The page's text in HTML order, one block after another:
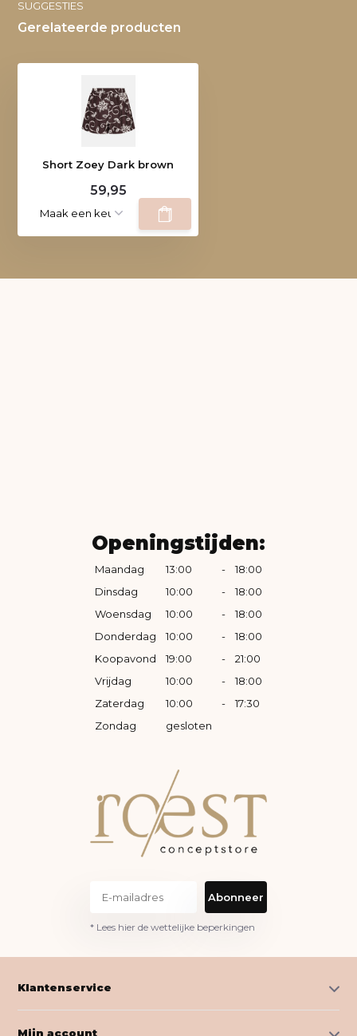
SUGGESTIES
Gerelateerde producten
Short Zoey Dark brown
59,95
Openingstijden:
Maandag 13:00 -
18:00
Dinsdag
10:00 -
18:00
Woensdag
10:00 -
18:00
Donderdag
10:00 -
18:00
Koopavond
19:00 -
21:00
Vrijdag
10:00 -
18:00
Zaterdag
10:00 -
17:30
Zondag
gesloten
Abonneer
* Lees hier de wettelijke beperkingen
Klantenservice
Mijn account